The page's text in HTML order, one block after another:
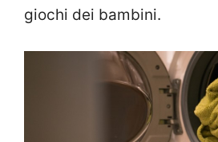
giochi dei bambini.